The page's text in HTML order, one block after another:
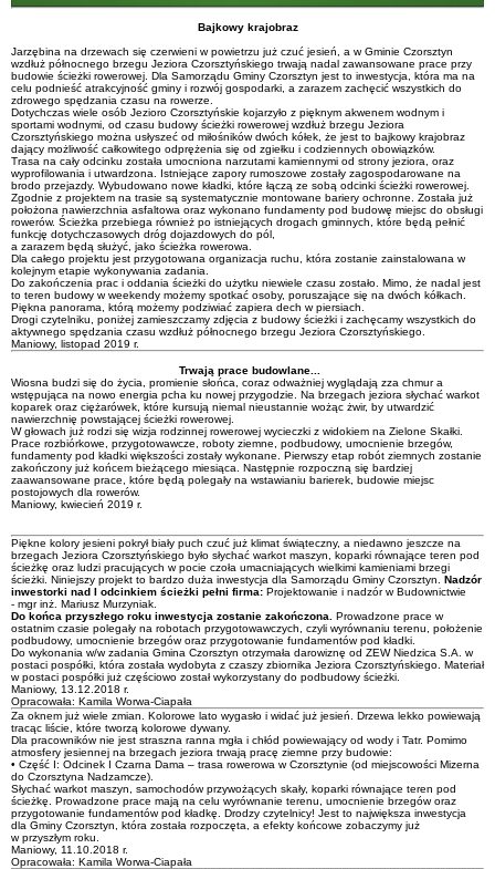
Bajkowy krajobraz
Jarzębina na drzewach się czerwieni w powietrzu już czuć jesień, a w Gminie Czorsztyn
wzdłuż północnego brzegu Jeziora Czorsztyńskiego trwają nadal zawansowane prace przy
budowie ścieżki rowerowej. Dla Samorządu Gminy Czorsztyn jest to inwestycja, która ma na
celu podnieść atrakcyjność gminy i rozwój gospodarki, a zarazem zachęcić wszystkich do
zdrowego spędzania czasu na rowerze.
Dotychczas wiele osób Jezioro Czorsztyńskie kojarzyło z pięknym akwenem wodnym i
sportami wodnymi, od czasu budowy ścieżki rowerowej wzdłuż brzegu Jeziora
Czorsztyńskiego można usłyszeć od miłośników dwóch kółek, że jest to bajkowy krajobraz
dający możliwość całkowitego odprężenia się od zgiełku i codziennych obowiązków.
Trasa na cały odcinku została umocniona narzutami kamiennymi od strony jeziora, oraz
wyprofilowania i utwardzona. Istniejące zapory rumoszowe zostały zagospodarowane na
brodo przejazdy. Wybudowano nowe kładki, które łączą ze sobą odcinki ścieżki rowerowej.
Zgodnie z projektem na trasie są systematycznie montowane bariery ochronne. Została już
położona nawierzchnia asfaltowa oraz wykonano fundamenty pod budowę miejsc do obsługi
rowerów. Ścieżka przebiega również po istniejących drogach gminnych, które będą pełnić
funkcję dotychczasowych dróg dojazdowych do pól,
a zarazem będą służyć, jako ścieżka rowerowa.
Dla całego projektu jest przygotowana organizacja ruchu, która zostanie zainstalowana w
kolejnym etapie wykonywania zadania.
Do zakończenia prac i oddania ścieżki do użytku niewiele czasu zostało. Mimo, że nadal jest
to teren budowy w weekendy możemy spotkać osoby, poruszające się na dwóch kółkach.
Piękna panorama, którą możemy podziwiać zapiera dech w piersiach.
Drogi czytelniku, poniżej zamieszczamy zdjęcia z budowy ścieżki i zachęcamy wszystkich do
aktywnego spędzania czasu wzdłuż północnego brzegu Jeziora Czorsztyńskiego.
Maniowy, listopad 2019 r.
Trwają prace budowlane...
Wiosna budzi się do życia, promienie słońca, co­raz odważniej wyglądają zza chmur a
wstępująca na nowo energia pcha ku nowej przygodzie. Na brzegach jeziora słychać warkot
koparek oraz ciężarówek, które kursują nie­mal nieustannie wożąc żwir, by utwardzić
nawierzchnię po­wstającej ścieżki rowerowej.
W głowach już rodzi się wizja rodzinnej rowerowej wycieczki z widokiem na Zielone Skałki.
Prace rozbiórkowe, przygotowawcze, roboty ziemne, podbudowy, umocnienie brzegów,
fundamenty pod kładki większości zostały wykonane. Pierwszy etap robót ziemnych zostanie
zakończony już końcem bieżącego miesiąca. Następnie rozpoczną się bardziej
zaawansowane prace, które będą polegały na wstawianiu barierek, budowie miejsc
postojowych dla rowerów.
Maniowy, kwiecień 2019 r.
Piękne kolory jesieni pokrył biały puch czuć już klimat świąteczny, a niedawno jeszcze na
brzegach Jeziora Czorsztyńskiego było słychać warkot maszyn, koparki równające teren pod
ścieżkę oraz ludzi pracujących w pocie czoła umacniających wielkimi kamieniami brzegi
ścieżki. Niniejszy projekt to bardzo duża inwestycja dla Samorządu Gminy Czorsztyn. Nadzór
inwestorki nad I odcinkiem ścieżki pełni firma: Projektowanie i nadzór w Budownictwie
- mgr inż. Mariusz Murzyniak.
Do końca przyszłego roku inwestycja zostanie zakończona. Prowadzone prace w
ostatnim czasie polegały na robotach przygotowawczych, czyli wyrównaniu terenu, położenie
podbudowy, umocnienie brzegów oraz przygotowanie fundamentów pod kładki.
Do wykonania w/w zadania Gmina Czorsztyn otrzymała darowiznę od ZEW Niedzica S.A. w
postaci pospółki, która została wydobyta z czaszy zbiornika Jeziora Czorsztyńskiego. Materiał
w postaci pospółki już częściowo został wykorzystany do podbudowy ścieżki.
Maniowy, 13.12.2018 r.
Opracowała: Kamila Worwa-Ciapała
Za oknem już wiele zmian. Kolorowe lato wygasło i widać już jesień. Drzewa lekko powiewają
tracąc liście, które tworzą kolorowe dywany.
Dla pracowników nie jest straszna ranna mgła i chłód powiewający od wody i Tatr. Pomimo
atmosfery jesiennej na brzegach jeziora trwają pracę ziemne przy budowie:
• Część I: Odcinek I Czarna Dama – trasa rowerowa w Czorsztynie (od miejscowości Mizerna
do Czorsztyna Nadzamcze).
Słychać warkot maszyn, samochodów przywożących skały, koparki równające teren pod
ścieżkę. Prowadzone prace mają na celu wyrównanie terenu, umocnienie brzegów oraz
przygotowanie fundamentów pod kładkę. Drodzy czytelnicy! Jest to największa inwestycja
dla Gminy Czorsztyn, która została rozpoczęta, a efekty końcowe zobaczymy już
w przyszłym roku.
Maniowy, 11.10.2018 r.
Opracowała: Kamila Worwa-Ciapała